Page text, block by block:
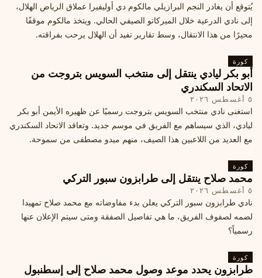
يُتوقع أن يغادر النجم البرازيلي مالكوم دي أوليفيرا عملاق الرياض الهلال،
إلى نادي الدرعية خلال الميركاتو الصيفي الحالي. ويتخذ مالكوم موقفًا
محيرًا من هذا الانتقال، وسط تقارير تفيد أن الهلال يرحب بفراقته.
كورة
أبو بكر ليادي ينتقل إلى منتخب السويس بتروجت من
الاتحاد السكندري
٥ أغسطس ٢٠٢٦
استغنى نادي منتخب السويس بتروجت رسميًا عن ظهيره الأيمن أبو بكر
ليادي، الذي سيساهم مع الفريق في موسم جديد. وتعاقد الاتحاد السكندري
مع العديد من اللاعبين هذا الصيف، منهم ميدو مصطفى من سموحة.
كورة
محمد صلاح ينتقل إلى طرابزون سبور التركي
٥ أغسطس ٢٠٢٦
نادي طرابزون سبور التركي يعلن بدء مفاوضاته مع محمد صلاح تمهيدا
لضمه لصفوف الفريق، ما هي تفاصيل الصفقة ومتى سيتم الإعلان عنها
رسمياً؟
كورة
طرابزون يحدد موعد وصول محمد صلاح إلى إسطنبول